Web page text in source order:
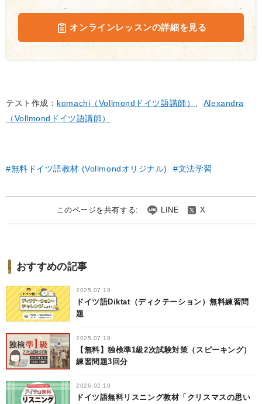
オンラインレッスンの詳細を見る
テスト作成： komachi（Vollmondドイツ語講師）
Alexandra
（Vollmondドイツ語講師）
無料ドイツ語教材 (Vollmondオリジナル) 文法学習
このページを共有する: LINE X
おすすめの記事
2025.07.18
ドイツ語Diktat（ディクテーション）無料練習問
題
2025.07.18
【無料】独検準1級2次試験対策（スピーキング）
練習問題3回分
2026.02.10
ドイツ語無料リスニング教材「クリスマスの思い